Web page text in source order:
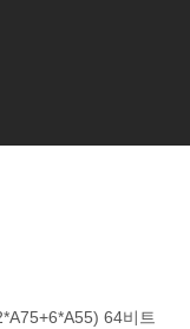
64비트